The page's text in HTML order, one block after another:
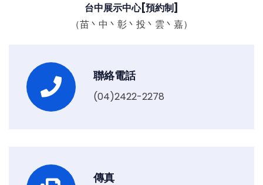
台中展示中心[預約制]
（苗丶中丶彰丶投丶雲丶嘉）
聯絡電話
(04)2422-2278
傳真